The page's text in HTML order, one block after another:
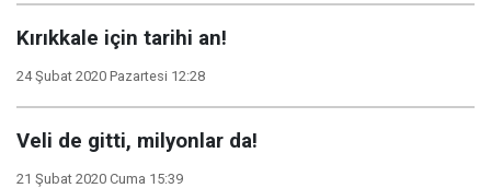
Kırıkkale için tarihi an!
24 Şubat 2020 Pazartesi 12:28
Veli de gitti, milyonlar da!
21 Şubat 2020 Cuma 15:39